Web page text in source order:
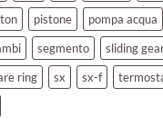
pistone pompa acqua
segmento sliding
ring sx sx-f